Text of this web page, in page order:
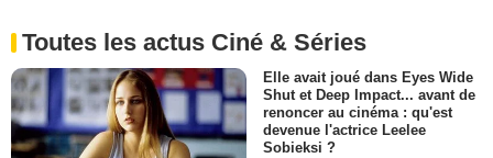
Toutes les actus Ciné & Séries
Elle avait joué dans Eyes Wide
Shut et Deep Impact... avant de
renoncer au cinéma : qu'est
devenue l'actrice Leelee
Sobieksi ?